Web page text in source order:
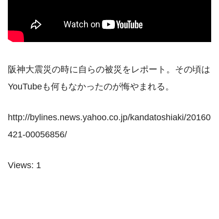
阪神大震災の時に自らの被災をレポート。その頃は
YouTubeも何もなかったのが悔やまれる。
http://bylines.news.yahoo.co.jp/kandatoshiaki/20160
421-00056856/
Views: 1